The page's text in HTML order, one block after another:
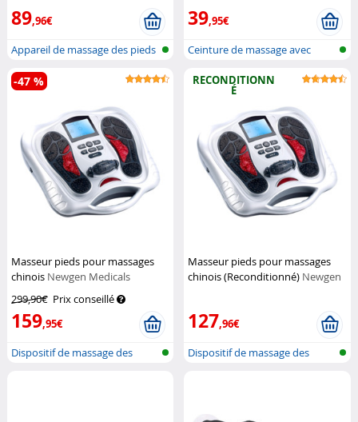
89,96€
Appareil de massage des pieds
par r...
39,95€
Ceinture de massage avec
Masseur pieds pour massages
chinois Newgen Medicals
299,90€ Prix conseillé
159,95€
-47 %
Dispositif de massage des
RECONDITIONN
É
Masseur pieds pour massages
chinois (Reconditionné) Newgen
127,96€
Dispositif de massage des